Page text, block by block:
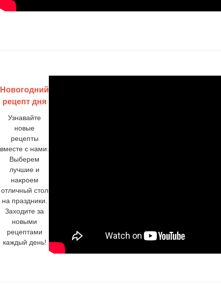
Новогодний
рецепт дня
Узнавайте
новые
рецепты
вместе с нами.
Выберем
лучшие и
накроем
отличный стол
на праздники.
Заходите за
новыми
рецептами
каждый день!